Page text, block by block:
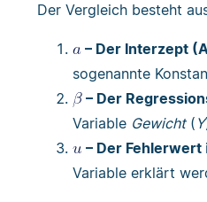
Der Vergleich besteht
– Der Interzept
sogenannte
– Der
Variable Gewicht( Y
– Der Fehlerwert
Variable erklärt